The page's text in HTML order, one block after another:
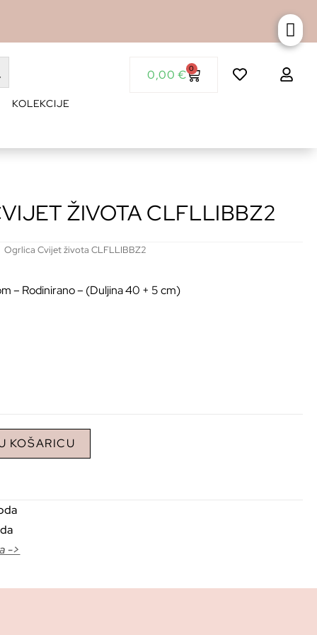
KOLEKCIJE
0,00 € 0
ŽIVOTA CLFLLIBBZ2
Ogrlica Cvijet života CLFLLIBBZ2
– Rodinirano – (Duljina 40 + 5 cm)
KOŠARICU
->